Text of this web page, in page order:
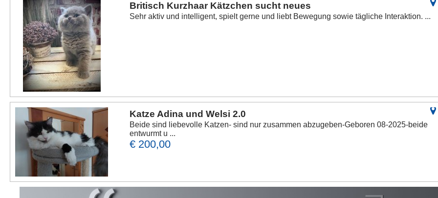
Britisch Kurzhaar Kätzchen sucht neues
Sehr aktiv und intelligent, spielt gerne und liebt Bewegung sowie tägliche Interaktion. ...
Katze Adina und Welsi 2.0
Beide sind liebevolle Katzen- sind nur zusammen abzugeben-Geboren 08-2025-beide
entwurmt u ...
€ 200,00